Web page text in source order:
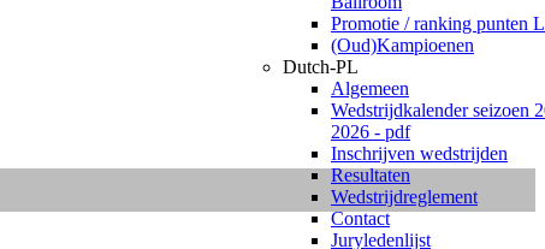
Promotie / ranking punten
(Oud)Kampioenen
Dutch-PL
Algemeen
Wedstrijdkalender seizoen
2026 - pdf
Inschrijven wedstrijden
Resultaten
Wedstrijdreglement
Contact
Juryledenlijst